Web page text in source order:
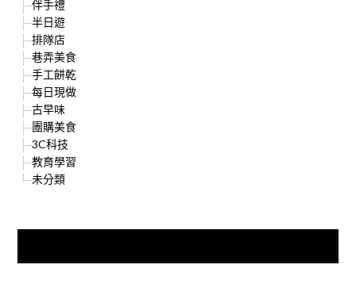
伴手禮
半日遊
排隊店
巷弄美食
手工餅乾
每日現做
古早味
團購美食
3C科技
教育學習
未分類